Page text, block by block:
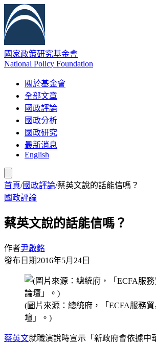
國家政策研究基金會
National Policy Foundation
關於基金會
全部文章
國政評論
國政分析
國政研究
最新消息
English
首頁/國政評論/蔡英文說的話能信嗎？
國政評論
蔡英文說的話能信嗎？
作者尹啟銘
發布日期2016年5月24日
(圖片來源：總統府，「ECFA服務
壇」。)
蔡英文就職演說時宣示「新政府會依據中